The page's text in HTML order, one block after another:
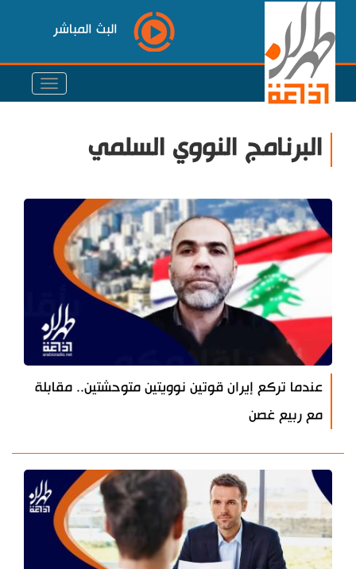
البث المباشر
البرنامج النووي السلمي
عندما تركع إيران قوتين نوويتين متوحشتين.. مقابلة
مع ربيع غصن